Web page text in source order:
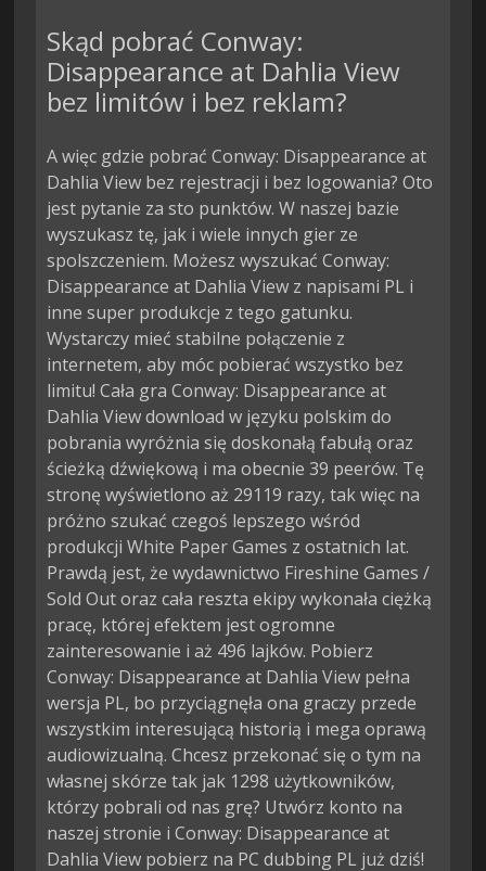
Skąd pobrać Conway:
Disappearance at Dahlia View
bez limitów i bez reklam?
A więc gdzie pobrać Conway: Disappearance at
Dahlia View bez rejestracji i bez logowania? Oto
jest pytanie za sto punktów. W naszej bazie
wyszukasz tę, jak i wiele innych gier ze
spolszczeniem. Możesz wyszukać Conway:
Disappearance at Dahlia View z napisami PL i
inne super produkcje z tego gatunku.
Wystarczy mieć stabilne połączenie z
internetem, aby móc pobierać wszystko bez
limitu! Cała gra Conway: Disappearance at
Dahlia View download w języku polskim do
pobrania wyróżnia się doskonałą fabułą oraz
ścieżką dźwiękową i ma obecnie 39 peerów. Tę
stronę wyświetlono aż 29119 razy, tak więc na
próżno szukać czegoś lepszego wśród
produkcji White Paper Games z ostatnich lat.
Prawdą jest, że wydawnictwo Fireshine Games /
Sold Out oraz cała reszta ekipy wykonała ciężką
pracę, której efektem jest ogromne
zainteresowanie i aż 496 lajków. Pobierz
Conway: Disappearance at Dahlia View pełna
wersja PL, bo przyciągnęła ona graczy przede
wszystkim interesującą historią i mega oprawą
audiowizualną. Chcesz przekonać się o tym na
własnej skórze tak jak 1298 użytkowników,
którzy pobrali od nas grę? Utwórz konto na
naszej stronie i Conway: Disappearance at
Dahlia View pobierz na PC dubbing PL już dziś!